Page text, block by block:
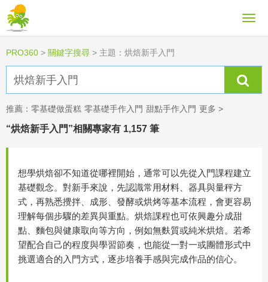
PRO360 > 關鍵字搜尋 > 主題：烘焙新手入門
推薦： 零基礎做蛋糕 零基礎手作入門 甜點手作入門 更多 >
“烘焙新手入門”相關專家有 1,157 筆
想學烘焙卻不知道從哪裡開始，通常可以先從入門課程建立
基礎觀念。對新手來說，先認識常用材料、器具與量秤方
式，再熟悉攪拌、成形、發酵或烘烤等基本流程，會更容易
理解每個步驟的差異與重點。烘焙課程也可依興趣分成甜
點、麵包與健康取向等方向，例如無麩質或純米烘焙。若希
望配合自己的程度與學習節奏，也能從一對一或團體形式中
挑選適合的入門方式，逐步培養手感與完成作品的信心。